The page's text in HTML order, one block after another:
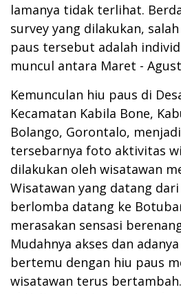
lamanya tidak terlihat.
survey yang dilakukan,
paus tersebut adalah
muncul antara Maret -
Kemunculan hiu paus di
Kecamatan Kabila Bone,
Bolango, Gorontalo,
tersebarnya foto aktivitas
dilakukan oleh wisatawan
Wisatawan yang datang
berlomba datang ke
merasakan sensasi
Mudahnya akses dan
bertemu dengan hiu paus
wisatawan terus